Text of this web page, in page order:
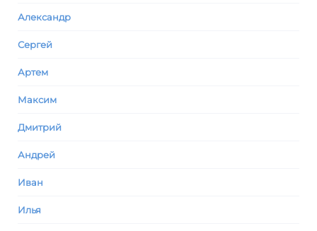
Александр
Сергей
Артем
Максим
Дмитрий
Андрей
Иван
Илья